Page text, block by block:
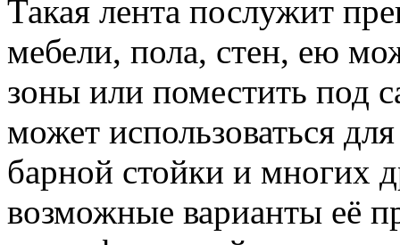
Такая лента послужит
мебели, пола, стен, ею
зоны или поместить под
может использоваться
барной стойки и многих
возможные варианты её